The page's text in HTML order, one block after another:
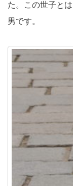
た。この世子と
男です。